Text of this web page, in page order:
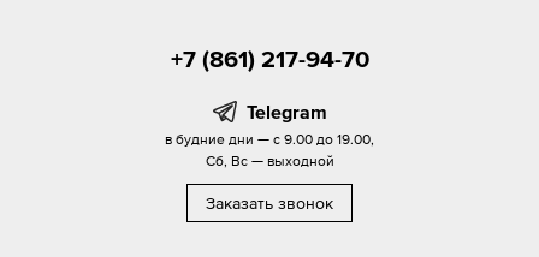
+7 (861) 217-94-70
Telegram
в будние дни — с 9.00 до 19.00,
Сб, Вс — выходной
Заказать звонок